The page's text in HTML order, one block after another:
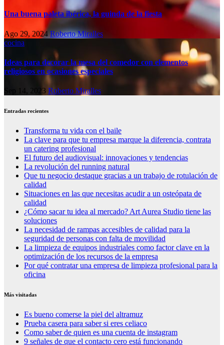
Una buena paleta ibérica, la guinda de la fiesta
Ago 29, 2024Roberto Miralles
cocina
Ideas para decorar la mesa del comedor con elementos
religiosos en ocasiones especiales
Sep 14, 2023 Roberto Miralles
Entradas recientes
Transforma tu vida con el baile
La clave para que tu empresa marque la diferencia, contrata
un catering profesional
El futuro del audiovisual: innovaciones y tendencias
La revolución del running natural
Que tu negocio destaque gracias a un trabajo de rotulación de
calidad
Situaciones en las que necesitas acudir a un osteópata de
calidad
¿Cómo sacar tu idea al mercado? Art Aurea Studio tiene las
soluciones
La necesidad de rampas accesibles de calidad para la
seguridad de personas con falta de movilidad
La limpieza de equipos industriales como factor clave en la
optimización de los recursos de la empresa
Por qué contratar una empresa de limpieza profesional para la
oficina
Más visitadas
Es bueno comerse la piel del altramuz
Prueba casera para saber si eres celiaco
Como saber de quien es una cuenta de instagram
9 señales de que el contacto cero está funcionando